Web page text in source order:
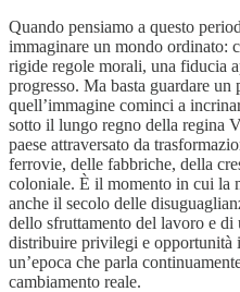
Quando pensiamo a questo
immaginare un mondo ordinato:
rigide regole morali, una fiducia
progresso. Ma basta guardare un
quell’immagine cominci a
sotto il lungo regno della regina
paese attraversato da
ferrovie, delle fabbriche, della
coloniale. È il momento in cui la
anche il secolo delle
dello sfruttamento del lavoro e di
distribuire privilegi e opportunità
un’epoca che parla
cambiamento reale.